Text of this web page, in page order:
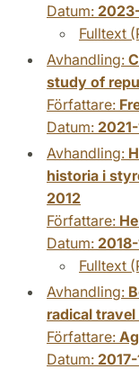
Datum:
Fulltext
Avhandling:
study of
Författare:
Datum:
Avhandling:
historia i
2012
Författare:
Datum: 2018-
Fulltext
Avhandling:
radical
Författare:
Datum: 2017-